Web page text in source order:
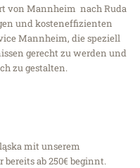
von Mannheim nach Ruda
und kosteneffizienten
Mannheim, die speziell
gerecht zu werden und
zu gestalten.
mit unserem
bereits ab 250€ beginnt.